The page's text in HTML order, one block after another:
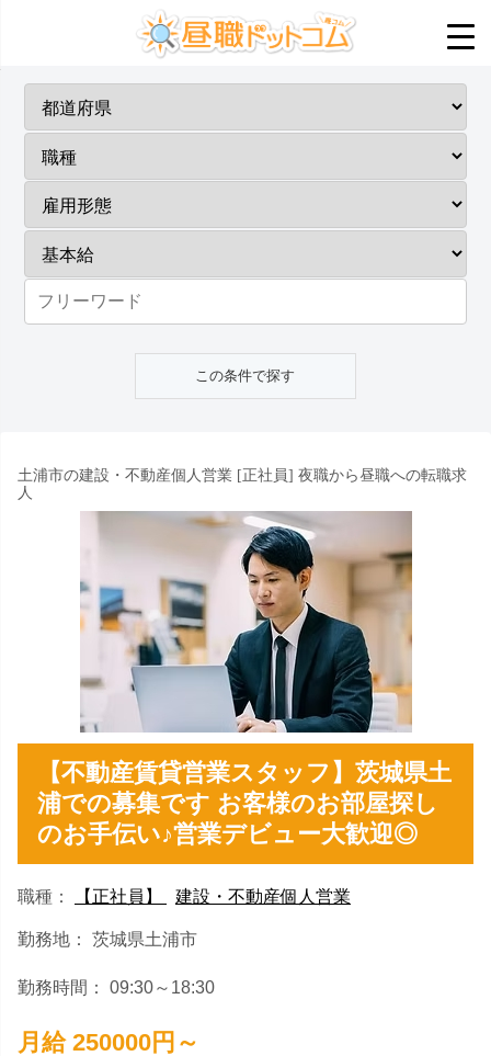
土浦市の建設・不動産個人営業 [正社員] 夜職から昼職への転職求
人
【不動産賃貸営業スタッフ】茨城県土
浦での募集です お客様のお部屋探し
のお手伝い♪営業デビュー大歓迎◎
職種： 【正社員】 建設・不動産個人営業
勤務地： 茨城県土浦市
勤務時間： 09:30～18:30
月給 250000円～